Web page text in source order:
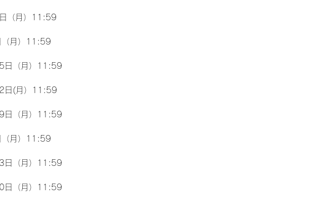
（月）11:59
月）11:59
日（月）11:59
日(月）11:59
日（月）11:59
月）11:59
日（月）11:59
日（月）11:59